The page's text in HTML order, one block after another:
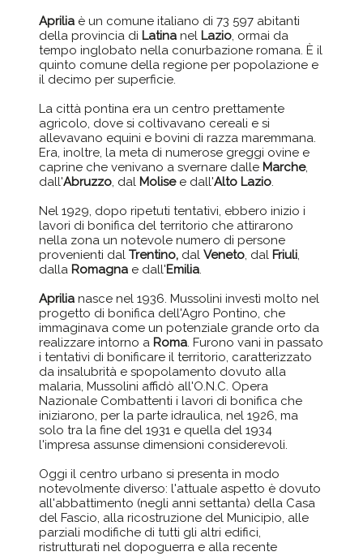
Aprilia è un comune italiano di 73 597 abitanti
della provincia di Latinanel Lazio, ormai da
tempo inglobato nella conurbazione romana. È il
quinto comune della regione per popolazione e
il decimo per superficie.
La città pontina era un centro prettamente
agricolo, dove si coltivavano cereali e si
allevavano equini e bovini di razza maremmana.
Era, inoltre, la meta di numerose greggi ovine e
caprine che venivano a svernare dalle Marche,
dall'Abruzzo, dal Molisee dall'Alto Lazio.
Nel 1929, dopo ripetuti tentativi, ebbero inizio i
lavori di bonifica del territorio che attirarono
nella zona un notevole numero di persone
provenienti dalTrentino, dalVeneto, dal Friuli,
dalla Romagna e dall'Emilia.
Aprilia nasce nel 1936. Mussolini investì molto nel
progetto di bonifica dell'Agro Pontino, che
immaginava come un potenziale grande orto da
realizzare intorno a Roma. Furono vani in passato
i tentativi di bonificare il territorio, caratterizzato
da insalubrità e spopolamento dovuto alla
malaria, Mussolini affidò all'O.N.C. Opera
Nazionale Combattenti i lavori di bonifica che
iniziarono, per la parte idraulica, nel 1926, ma
solo tra la fine del 1931 e quella del 1934
l'impresa assunse dimensioni considerevoli.
Oggi il centro urbano si presenta in modo
notevolmente diverso: l'attuale aspetto è dovuto
all'abbattimento (negli anni settanta) della Casa
del Fascio, alla ricostruzione del Municipio, alle
parziali modifiche di tutti gli altri edifici,
ristrutturati nel dopoguerra e alla recente